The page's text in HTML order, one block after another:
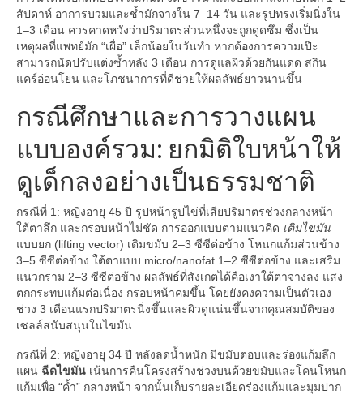
สัปดาห์ อาการบวมและช้ำมักจางใน 7–14 วัน และรูปทรงเริ่มนิ่งใน
1–3 เดือน ควรคาดหวังว่าปริมาตรส่วนหนึ่งจะถูกดูดซึม ซึ่งเป็น
เหตุผลที่แพทย์มัก “เผื่อ” เล็กน้อยในวันทำ หากต้องการความเป๊ะ
สามารถนัดปรับแต่งซ้ำหลัง 3 เดือน การดูแลผิวด้วยกันแดด สกิน
แคร์อ่อนโยน และโภชนาการที่ดีช่วยให้ผลลัพธ์ยาวนานขึ้น
กรณีศึกษาและการวางแผน
แบบองค์รวม: ยกมิติใบหน้าให้
ดูเด็กลงอย่างเป็นธรรมชาติ
กรณีที่ 1: หญิงอายุ 45 ปี รูปหน้ารูปไข่ที่เสียปริมาตรช่วงกลางหน้า
ใต้ตาลึก และกรอบหน้าไม่ชัด การออกแบบตามแนวคิด เติมไขมัน
แบบยก (lifting vector) เติมขมับ 2–3 ซีซีต่อข้าง โหนกแก้มส่วนข้าง
3–5 ซีซีต่อข้าง ใต้ตาแบบ micro/nanofat 1–2 ซีซีต่อข้าง และเสริม
แนวกราม 2–3 ซีซีต่อข้าง ผลลัพธ์ที่สังเกตได้คือเงาใต้ตาจางลง แสง
ตกกระทบแก้มต่อเนื่อง กรอบหน้าคมขึ้น โดยยังคงความเป็นตัวเอง
ช่วง 3 เดือนแรกปริมาตรนิ่งขึ้นและผิวดูแน่นขึ้นจากคุณสมบัติของ
เซลล์สนับสนุนในไขมัน
กรณีที่ 2: หญิงอายุ 34 ปี หลังลดน้ำหนัก มีขมับตอบและร่องแก้มลึก
แผน ฉีดไขมัน เน้นการคืนโครงสร้างช่วงบนด้วยขมับและโคนโหนก
แก้มเพื่อ “ค้ำ” กลางหน้า จากนั้นเก็บรายละเอียดร่องแก้มและมุมปาก